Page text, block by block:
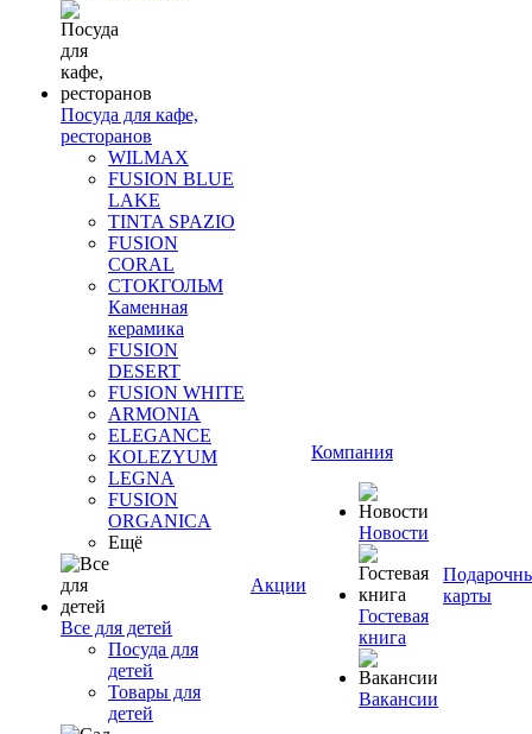
Посуда для кафе,
ресторанов
WILMAX
FUSION BLUE
LAKE
TINTA SPAZIO
FUSION
CORAL
СТОКГОЛЬМ
Каменная
керамика
FUSION
DESERT
FUSION WHITE
ARMONIA
ELEGANCE
KOLEZYUM
LEGNA
FUSION
ORGANICA
Ещё
Все для детей
Посуда для
детей
Товары для
детей
Акции
Компания
Новости
Гостевая
книга
Вакансии
карты